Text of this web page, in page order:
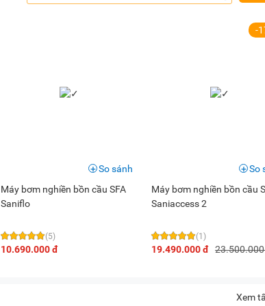
Máy bơm nghiền bồn cầu SFA
Saniflo
(5)
10.690.000 đ
So sánh
-
Máy bơm nghiền bồn cầu
Saniaccess 2
(1)
19.490.000 đ
So
Xem